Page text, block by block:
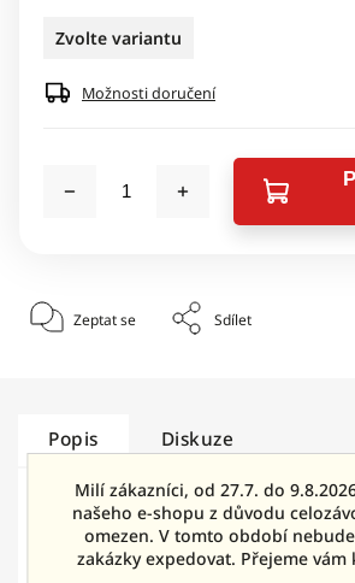
Milí zákazníci, od 27.7. do
našeho e-shopu z důvodu
omezen. V tomto období
zakázky expedovat. Přejeme vám
Zvolte variantu
Možnosti doručení
Zeptat se Sdílet
Popis Diskuze
Detailní popis produktu
Nerezové domovní číslo Magneto se